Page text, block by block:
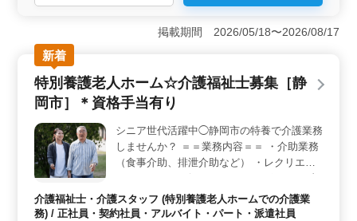
＜地域密着型の安定した職場環境＞ 静岡市清水区に位
置する地域密着型グループホームでの勤務。 地域密接
の安定した職場環境です。 ＜多様な雇用形態と勤務
体系＞ 正社員から派遣社員まで幅広い雇用形態を提供
し、週2〜3日からの勤務も可能で、様々なライフスタイ
ルに対応しています。自分の都合に合わせた働き方が可
能で、ワークライフバランスを重視する方に適していま
ルパー2級以上の資格保有者を募集しています。経験と資
格を活かして、さらにスキルアップを目指せる環境が整
っております。
掲載期間 2026/05/18〜2026/08/17
新着
特別養護老人ホーム☆介護福祉士募集［静
岡市］＊資格手当有り
シニア世代活躍中◯静岡市の特養で介護業務
しませんか？ ＝＝業務内容＝＝ ・介助業務
（食事介助、排泄介助など） ・レクリエー
類作成、書類整理等 ＝＝備考＝＝ ◯社会保
険完備 ◯資格手当有り ◯車通勤可能 皆様か
介護福祉士・介護スタッフ (特別養護老人ホームでの介護業
務) / 正社員・契約社員・アルバイト・パート・派遣社員